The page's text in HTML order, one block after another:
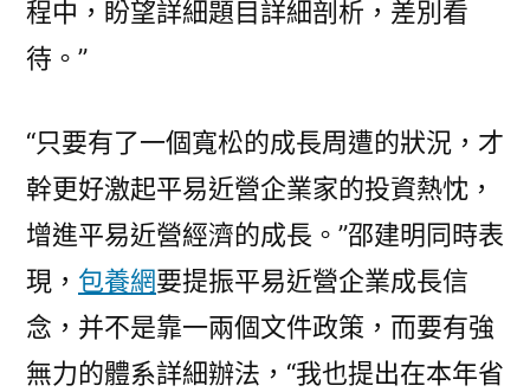
程中，盼望詳細題目詳細剖析，差別看
待。”
“只要有了一個寬松的成長周遭的狀況，才
幹更好激起平易近營企業家的投資熱忱，
增進平易近營經濟的成長。”邵建明同時表
現， 包養網要提振平易近營企業成長信
念，并不是靠一兩個文件政策，而要有強
無力的體系詳細辦法，“我也提出在本年省